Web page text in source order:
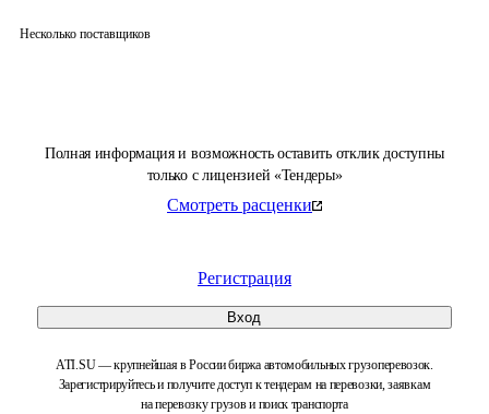
Полная информация и возможность оставить отклик доступны
только с лицензией «Тендеры»
Смотреть расценки
Регистрация
Вход
ATI.SU — крупнейшая в России биржа автомобильных грузоперевозок.
Зарегистрируйтесь и получите доступ к тендерам на перевозки, заявкам
на перевозку грузов и поиск транспорта
Несколько поставщиков